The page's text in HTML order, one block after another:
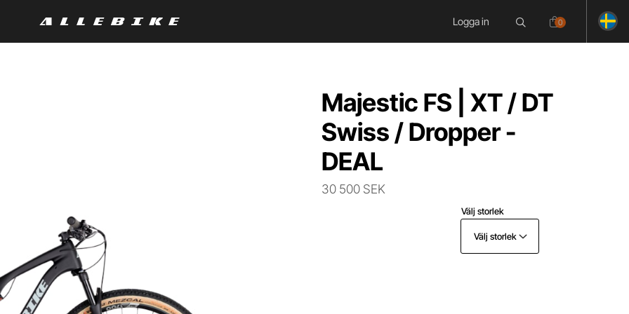
Logga in 0
Majestic FS | XT / DT
Swiss / Dropper -
DEAL
30 500 SEK
Välj storlek
Välj storlek